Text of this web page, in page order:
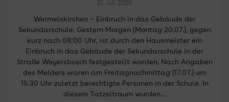
21. Juli 2026
Wermelskirchen – Einbruch in das Gebäude der
Sekundarschule. Gestern Morgen (Montag 20.07.), gegen
kurz nach 08:00 Uhr, ist durch den Hausmeister ein
Einbruch in das Gebäude der Sekundarschule in der
Straße Weyersbusch festgestellt worden. Nach Angaben
des Melders waren am Freitagnachmittag (17.07.) um
15:30 Uhr zuletzt berechtigte Personen in der Schule. In
diesem Tatzeitraum wurden…